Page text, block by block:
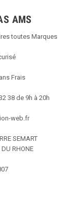
AMS
toutes Marques
Frais
38 de 9h à 20h
web.fr
SEMART
RHONE